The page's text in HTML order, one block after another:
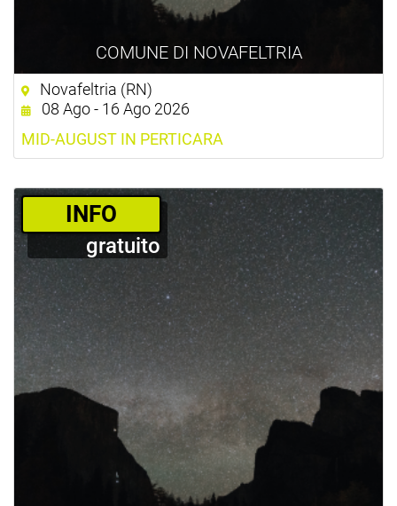
COMUNE DI NOVAFELTRIA
Novafeltria (RN)
08 Ago - 16 Ago 2026
MID-AUGUST IN PERTICARA
­INFO
gratuito